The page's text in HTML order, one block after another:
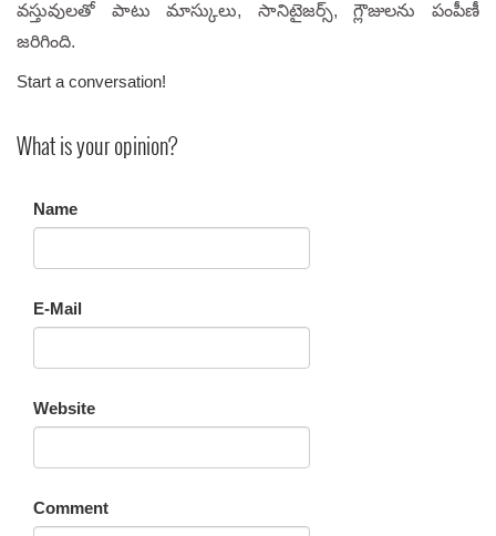
వస్తువులతో పాటు మాస్కులు, సానిటైజర్స్, గ్లౌజులను పంపీణీ
జరిగింది.
Start a conversation!
What is your opinion?
Name
E-Mail
Website
Comment